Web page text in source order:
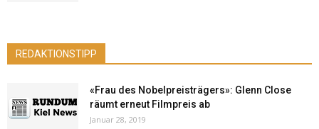
REDAKTIONSTIPP
«Frau des Nobelpreisträgers»: Glenn Close
räumt erneut Filmpreis ab
Januar 28, 2019